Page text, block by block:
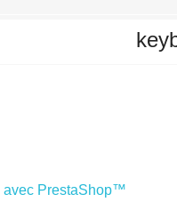
avec PrestaShop™